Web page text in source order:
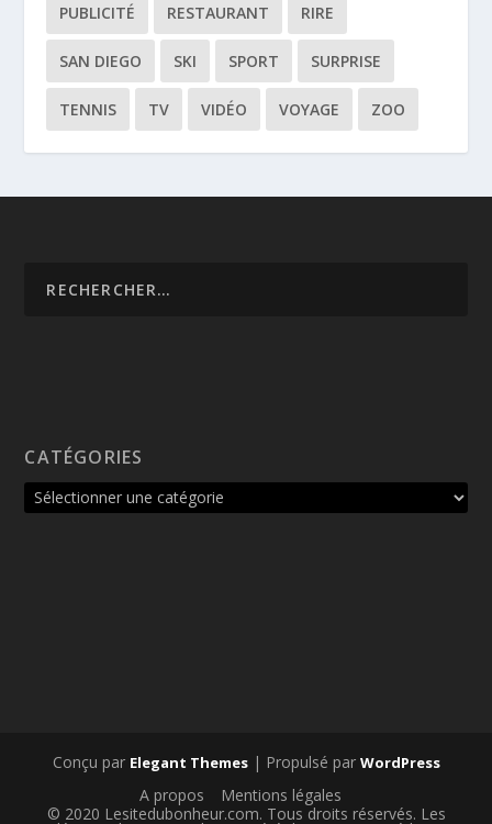
PUBLICITÉ RESTAURANT RIRE
SAN DIEGO SKI SPORT SURPRISE
TENNIS TV VIDÉO VOYAGE ZOO
CATÉGORIES
Conçu par Elegant Themes| Propulsé par WordPress
A propos
Mentions légales
© 2020 Lesitedubonheur.com. Tous droits réservés. Les